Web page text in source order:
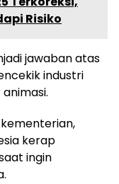
Risiko
jawaban atas
industri
kerap
ingin